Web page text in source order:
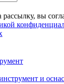
вы
и